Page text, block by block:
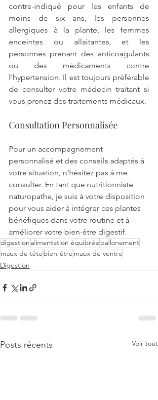
contre-indiqué pour les enfants de
moins de six ans, les personnes
allergiques à la plante, les femmes
enceintes ou allaitantes, et les
personnes prenant des anticoagulants
ou des médicaments contre
l'hypertension. Il est toujours préférable
de consulter votre médecin traitant si
vous prenez des traitements médicaux.
Consultation Personnalisée
Pour un accompagnement
personnalisé et des conseils adaptés à
votre situation, n'hésitez pas à me
consulter. En tant que nutritionniste
naturopathe, je suis à votre disposition
pour vous aider à intégrer ces plantes
bénéfiques dans votre routine et à
améliorer votre bien-être digestif.
digestion alimentation équibrée ballonement
maux de tête bien-être maux de ventre
Digestion
Posts récents Voir tout